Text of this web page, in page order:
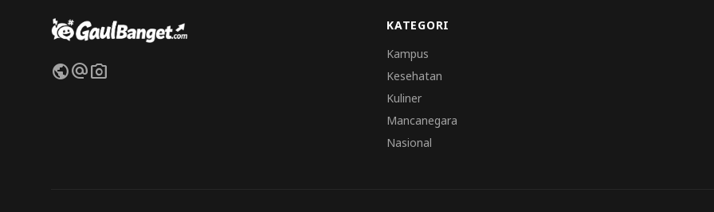
publicalternate_emailphoto_camera
KATEGORI
Kampus
Kesehatan
Kuliner
Mancanegara
Nasional